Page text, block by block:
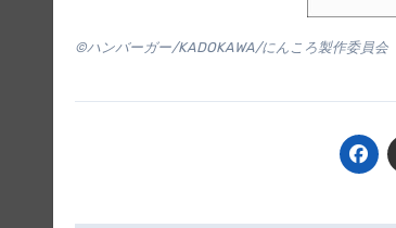
©ハンバーガー/KADOKAWA/にんころ製作委員会